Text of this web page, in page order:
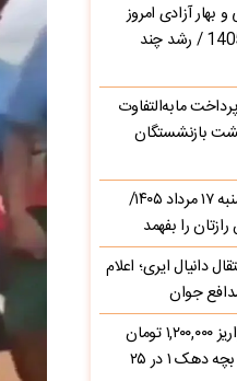
آزادی امروز
شنبه 17 مرداد 1405 / رشد چند
مابه‌التفاوت
بازنشستگان
فال ابجد امروز شنبه ۱۷ مرداد ۱۴۰۵/
را بفهمد
دانیال ایری؛ اعلام
جوان
یارانه معیشتی؛ واریز ۱,۲۰۰,۰۰۰ تومان
برای خانواده با ۱ بچه دهک ۱ در ۲۵